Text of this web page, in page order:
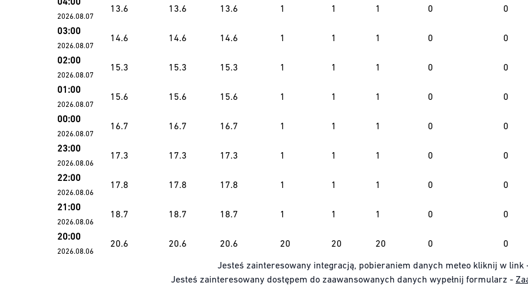
2026.08.07
13.6 13.6 13.6 1 1 1 0 0
03:00
2026.08.07
14.6 14.6 14.6 1 1 1 0 0
02:00
2026.08.07
15.3 15.3 15.3 1 1 1 0 0
01:00
2026.08.07
15.6 15.6 15.6 1 1 1 0 0
00:00
2026.08.07
16.7 16.7 16.7 1 1 1 0 0
23:00
2026.08.06
17.3 17.3 17.3 1 1 1 0 0
22:00
2026.08.06
17.8 17.8 17.8 1 1 1 0 0
21:00
2026.08.06
18.7 18.7 18.7 1 1 1 0 0
20:00
2026.08.06
20.6 20.6 20.6 20 20 20 0 0
Jesteś zainteresowany integracją, pobieraniem danych meteo kliknij w link
Jesteś zainteresowany dostępem do zaawansowanych danych wypełnij formularz -